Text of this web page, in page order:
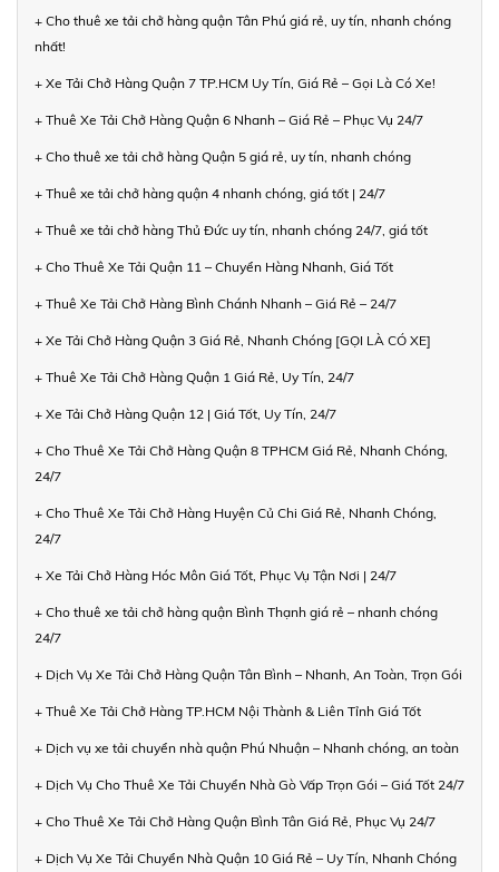
+ Cho thuê xe tải chở hàng quận Tân Phú giá rẻ, uy tín, nhanh chóng
nhất!
+ Xe Tải Chở Hàng Quận 7 TP.HCM Uy Tín, Giá Rẻ – Gọi Là Có Xe!
+ Thuê Xe Tải Chở Hàng Quận 6 Nhanh – Giá Rẻ – Phục Vụ 24/7
+ Cho thuê xe tải chở hàng Quận 5 giá rẻ, uy tín, nhanh chóng
+ Thuê xe tải chở hàng quận 4 nhanh chóng, giá tốt | 24/7
+ Thuê xe tải chở hàng Thủ Đức uy tín, nhanh chóng 24/7, giá tốt
+ Cho Thuê Xe Tải Quận 11 – Chuyển Hàng Nhanh, Giá Tốt
+ Thuê Xe Tải Chở Hàng Bình Chánh Nhanh – Giá Rẻ – 24/7
+ Xe Tải Chở Hàng Quận 3 Giá Rẻ, Nhanh Chóng [GỌI LÀ CÓ XE]
+ Thuê Xe Tải Chở Hàng Quận 1 Giá Rẻ, Uy Tín, 24/7
+ Xe Tải Chở Hàng Quận 12 | Giá Tốt, Uy Tín, 24/7
+ Cho Thuê Xe Tải Chở Hàng Quận 8 TPHCM Giá Rẻ, Nhanh Chóng,
24/7
+ Cho Thuê Xe Tải Chở Hàng Huyện Củ Chi Giá Rẻ, Nhanh Chóng,
24/7
+ Xe Tải Chở Hàng Hóc Môn Giá Tốt, Phục Vụ Tận Nơi | 24/7
+ Cho thuê xe tải chở hàng quận Bình Thạnh giá rẻ – nhanh chóng
24/7
+ Dịch Vụ Xe Tải Chở Hàng Quận Tân Bình – Nhanh, An Toàn, Trọn Gói
+ Thuê Xe Tải Chở Hàng TP.HCM Nội Thành & Liên Tỉnh Giá Tốt
+ Dịch vụ xe tải chuyển nhà quận Phú Nhuận – Nhanh chóng, an toàn
+ Dịch Vụ Cho Thuê Xe Tải Chuyển Nhà Gò Vấp Trọn Gói – Giá Tốt 24/7
+ Cho Thuê Xe Tải Chở Hàng Quận Bình Tân Giá Rẻ, Phục Vụ 24/7
+ Dịch Vụ Xe Tải Chuyển Nhà Quận 10 Giá Rẻ – Uy Tín, Nhanh Chóng